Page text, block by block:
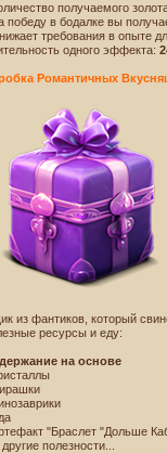
получаемого
победу в бодалке вы
требования в опыте
одного эффекта:
Романтичных
из фантиков, который
ресурсы и еду:
на основе
"Браслет "Дольше
полезности...